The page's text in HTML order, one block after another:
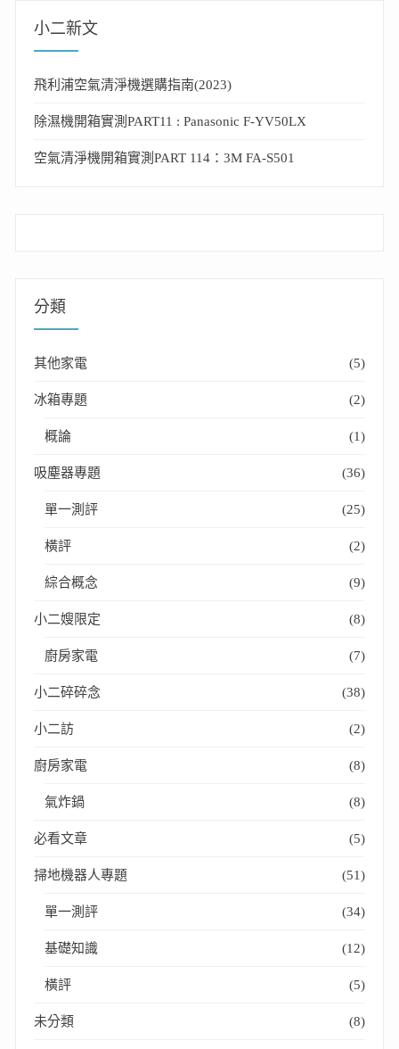
小二新文
飛利浦空氣清淨機選購指南(2023)
除濕機開箱實測PART11 : Panasonic F-YV50LX
空氣清淨機開箱實測PART 114：3M FA-S501
分類
其他家電 (5)
冰箱專題 (2)
概論 (1)
吸塵器專題 (36)
單一測評 (25)
橫評 (2)
綜合概念 (9)
小二嫂限定 (8)
廚房家電 (7)
小二碎碎念 (38)
小二訪 (2)
廚房家電 (8)
氣炸鍋 (8)
必看文章 (5)
掃地機器人專題 (51)
單一測評 (34)
基礎知識 (12)
橫評 (5)
未分類 (8)